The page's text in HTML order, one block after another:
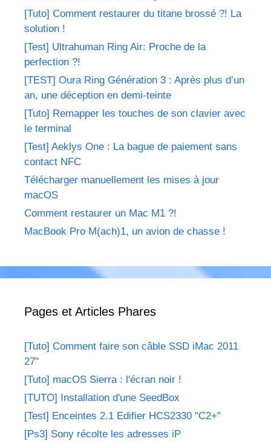
[Tuto] Comment restaurer du titane brossé ?! La
solution !
[Test] Ultrahuman Ring Air: Proche de la
perfection ?!
[TEST] Oura Ring Génération 3 : Après plus d’un
an, une déception en demi-teinte
[Tuto] Remapper les touches de son clavier avec
le terminal
[Test] Aeklys One : La bague de paiement sans
contact NFC
Télécharger manuellement les mises à jour
macOS
Comment restaurer un Mac M1 ?!
MacBook Pro M(ach)1, un avion de chasse !
Pages et Articles Phares
[Tuto] Comment faire son câble SSD iMac 2011
27"
[Tuto] macOS Sierra : l'écran noir !
[TUTO] Installation d'une SeedBox
[Test] Enceintes 2.1 Edifier HCS2330 "C2+"
[Ps3] Sony récolte les adresses iP